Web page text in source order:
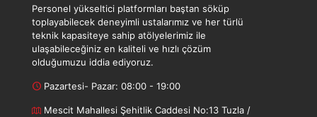
Personel yükseltici platformları baştan söküp
toplayabilecek deneyimli ustalarımız ve her türlü
teknik kapasiteye sahip atölyelerimiz ile
ulaşabileceğiniz en kaliteli ve hızlı çözüm
olduğumuzu iddia ediyoruz.
Pazartesi- Pazar: 08:00 - 19:00
Mescit Mahallesi Şehitlik Caddesi No:13 Tuzla /